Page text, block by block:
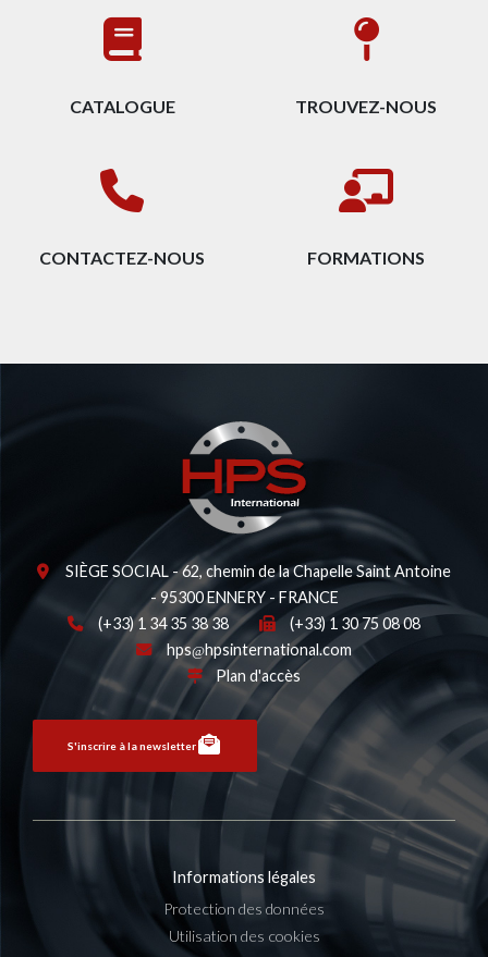
CATALOGUE TROUVEZ-NOUS
CONTACTEZ-NOUS FORMATIONS
SIÈGE SOCIAL - 62, chemin de la Chapelle Saint Antoine
- 95300 ENNERY - FRANCE
(+33) 1 34 35 38 38
(+33) 1 30 75 08 08
hps
hpsinternational.com
Plan d'accès
S'inscrire à la newsletter
Informations légales
Protection des données
Utilisation des cookies